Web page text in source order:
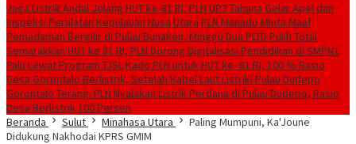
Jaga Listrik Andal Jelang HUT ke-81 RI, PLN UP3 Tahuna Gelar Apel dan
Inspeksi Peralatan Kepulauan Nusa Utara PLN Manado Minta Maaf
Pemadaman Bergilir di Pulau Bunaken, Minggu Dua PLTD Pulih Total
Semarakkan HUT ke 81 RI, PLN Dorong Digitalisasi Pendidikan di SMPN1
Palu Lewat Program TJSLKado PLN untuk HUT ke- 81 RI, 100 % Rasio
Desa Gorontalo Berlistrik, Setelah Kabel Laut Listriki Pulau Dudepo
Gorontalo Terang. PLN Nyalakan Listrik Perdana di Pulau Dudepo, Rasio
Desa Berlistrik 100 Persen
Beranda
Sulut Minahasa Utara
Paling Mumpuni, Ka'Joune
Didukung Nakhodai KPRS GMIM